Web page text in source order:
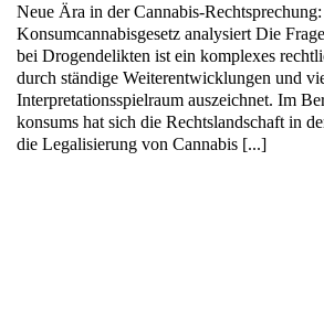
Neue Ära in der Cannabis-
Konsumcannabisgesetz analysiert Die
bei Drogendelikten ist ein komplexes
durch ständige Weiterentwicklungen und
Interpretationsspielraum auszeichnet. Im
konsums hat sich die Rechtslandschaft in
die Legalisierung von Cannabis [...]